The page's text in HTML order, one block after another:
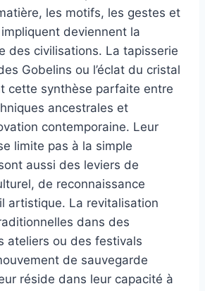
les motifs, les gestes et
impliquent deviennent la
des civilisations. La tapisserie
Gobelins ou l’éclat du cristal
cette synthèse parfaite entre
ancestrales et
contemporaine. Leur
limite pas à la simple
aussi des leviers de
de reconnaissance
artistique. La revitalisation
dans des
ateliers ou des festivals
de sauvegarde
réside dans leur capacité à